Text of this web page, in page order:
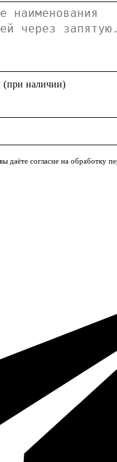
(при наличии)
даёте согласие на обработку